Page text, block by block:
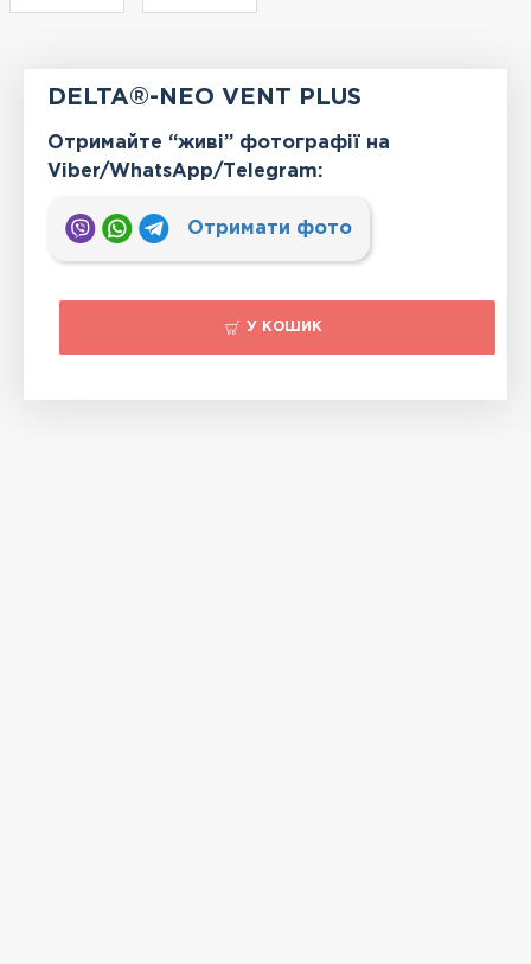
DELTA®-NEO VENT PLUS
Отримайте “живі” фотографії на
Viber/WhatsApp/Тelegram:
Отримати фото
У КОШИК